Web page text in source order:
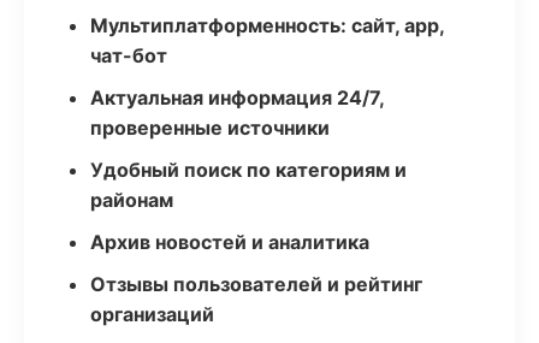
Мультиплатформенность: сайт, app,
чат-бот
Актуальная информация 24/7,
проверенные источники
Удобный поиск по категориям и
районам
Архив новостей и аналитика
Отзывы пользователей и рейтинг
организаций